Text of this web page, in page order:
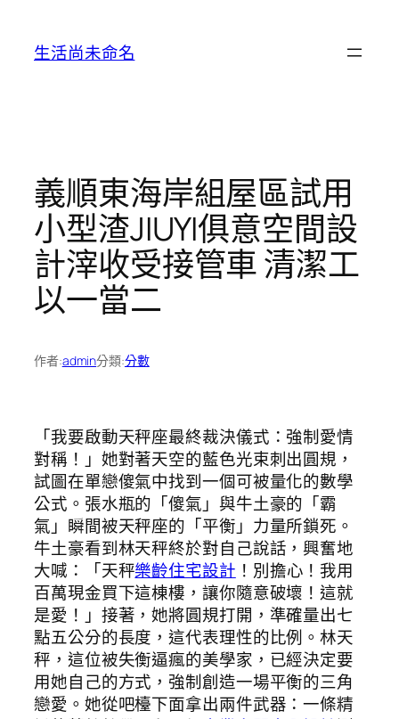
生活尚未命名
義順東海岸組屋區試用
小型渣JIUYI俱意空間設
計滓收受接管車 清潔工
以一當二
作者:admin分類:分數
「我要啟動天秤座最終裁決儀式：強制愛情
對稱！」她對著天空的藍色光束刺出圓規，
試圖在單戀傻氣中找到一個可被量化的數學
公式。張水瓶的「傻氣」與牛土豪的「霸
氣」瞬間被天秤座的「平衡」力量所鎖死。
牛土豪看到林天秤終於對自己說話，興奮地
大喊：「天秤樂齡住宅設計 ！別擔心！我用
百萬現金買下這棟樓，讓你隨意破壞！這就
是愛！」接著，她將圓規打開，準確量出七
點五公分的長度，這代表理性的比例。林天
秤，這位被失衡逼瘋的美學家，已經決定要
用她自己的方式，強制創造一場平衡的三角
戀愛。她從吧檯下面拿出兩件武器：一條精